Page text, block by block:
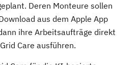
Deren Monteure sollen
aus dem Apple App
ihre Arbeitsaufträge direkt
Care ausführen.